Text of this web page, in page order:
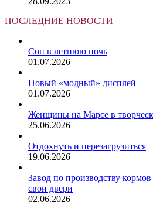
ПОСЛЕДНИЕ НОВОСТИ
Сон в летнюю ночь
01.07.2026
Новый «модный» дисплей
01.07.2026
Женщины на Марсе в
25.06.2026
Отдохнуть и перезагрузиться
19.06.2026
Завод по производству
свои двери
02.06.2026